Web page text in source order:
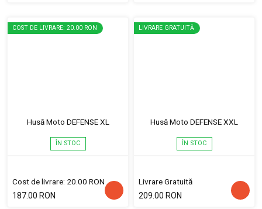
COST DE LIVRARE: 20.00 RON
Husă Moto DEFENSE XL
ÎN STOC
Cost de livrare: 20.00 RON
187.00 RON
LIVRARE GRATUITĂ
Husă Moto DEFENSE XXL
ÎN STOC
Livrare Gratuită
209.00 RON